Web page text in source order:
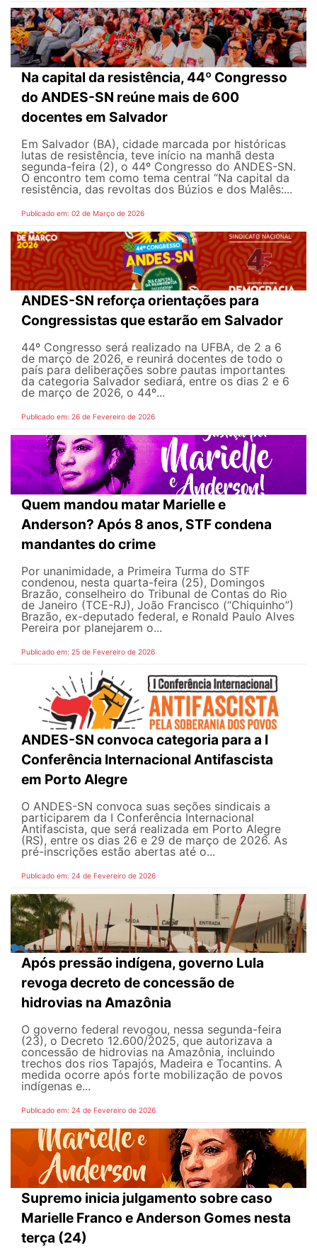
Na capital da resistência, 44º Congresso
do ANDES-SN reúne mais de 600
docentes em Salvador
Em Salvador (BA), cidade marcada por históricas
lutas de resistência, teve início na manhã desta
segunda-feira (2), o 44º Congresso do ANDES-SN.
O encontro tem como tema central “Na capital da
resistência, das revoltas dos Búzios e dos Malês:...
Publicado em: 02 de Março de 2026
ANDES-SN reforça orientações para
Congressistas que estarão em Salvador
44º Congresso será realizado na UFBA, de 2 a 6
de março de 2026, e reunirá docentes de todo o
país para deliberações sobre pautas importantes
da categoria Salvador sediará, entre os dias 2 e 6
de março de 2026, o 44º...
Publicado em: 26 de Fevereiro de 2026
Quem mandou matar Marielle e
Anderson? Após 8 anos, STF condena
mandantes do crime
Por unanimidade, a Primeira Turma do STF
condenou, nesta quarta-feira (25), Domingos
Brazão, conselheiro do Tribunal de Contas do Rio
de Janeiro (TCE-RJ), João Francisco (“Chiquinho”)
Brazão, ex-deputado federal, e Ronald Paulo Alves
Pereira por planejarem o...
Publicado em: 25 de Fevereiro de 2026
ANDES-SN convoca categoria para a I
Conferência Internacional Antifascista
em Porto Alegre
O ANDES-SN convoca suas seções sindicais a
participarem da I Conferência Internacional
Antifascista, que será realizada em Porto Alegre
(RS), entre os dias 26 e 29 de março de 2026. As
pré-inscrições estão abertas até o...
Publicado em: 24 de Fevereiro de 2026
Após pressão indígena, governo Lula
revoga decreto de concessão de
hidrovias na Amazônia
O governo federal revogou, nessa segunda-feira
(23), o Decreto 12.600/2025, que autorizava a
concessão de hidrovias na Amazônia, incluindo
trechos dos rios Tapajós, Madeira e Tocantins. A
medida ocorre após forte mobilização de povos
indígenas e...
Publicado em: 24 de Fevereiro de 2026
Supremo inicia julgamento sobre caso
Marielle Franco e Anderson Gomes nesta
terça (24)